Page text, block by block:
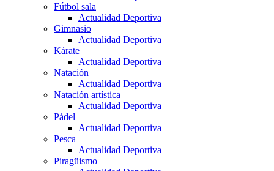
Fútbol sala
Actualidad Deportiva
Gimnasio
Actualidad Deportiva
Kárate
Actualidad Deportiva
Natación
Actualidad Deportiva
Natación artística
Actualidad Deportiva
Pádel
Actualidad Deportiva
Pesca
Actualidad Deportiva
Piragüismo